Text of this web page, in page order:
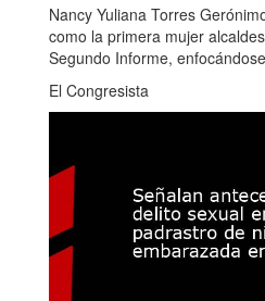
Nancy Yuliana Torres
como la primera mujer
Segundo Informe,
El Congresista